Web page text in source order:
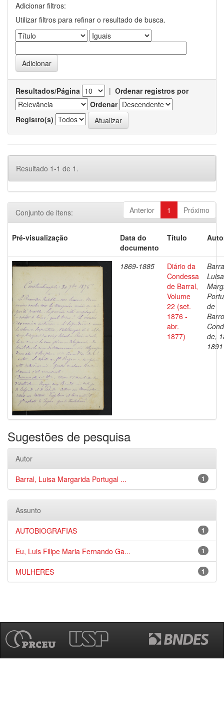
Adicionar filtros:
Utilizar filtros para refinar o resultado de busca.
Resultados/Página | Ordenar registros por
Ordenar
Registro(s)
Resultado 1-1 de 1.
Anterior 1 Próximo
Conjunto de itens:
Pré-visualização
Data do
documento
Título
1869-1885
Diário da
Condessa
de Barral,
Volume
22 (set.
1876 -
abr.
1877)
Luisa
de
de,
1891
Sugestões de pesquisa
Autor
1
Barral, Luisa Margarida Portugal ...
Assunto
1
AUTOBIOGRAFIAS
1
Eu, Luis Filipe Maria Fernando Ga...
1
MULHERES